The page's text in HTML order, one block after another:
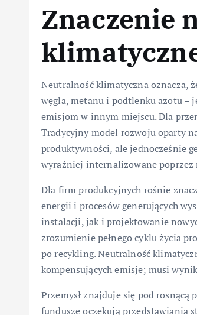
Znaczenie
Neutralność klimatyczna oznacza,
węgla, metanu i podtlenku azotu –
emisjom w innym miejscu. Dla
Tradycyjny model rozwoju oparty
produktywności, ale jednocześnie
wyraźniej internalizowane
Dla firm produkcyjnych rośnie
energii i procesów generujących
instalacji, jak i projektowanie
zrozumienie pełnego cyklu życia
po recykling. Neutralność
kompensujących emisje; musi
Przemysł znajduje się pod
fundusze oczekują przedstawiania